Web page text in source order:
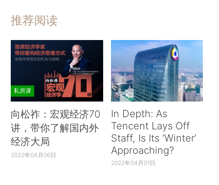
推荐阅读
私房课
向松祚：宏观经济70
讲，带你了解国内外
经济大局
2022年04月06日
In Depth: As
Tencent Lays Off
Staff, Is Its ‘Winter’
Approaching?
2022年04月01日